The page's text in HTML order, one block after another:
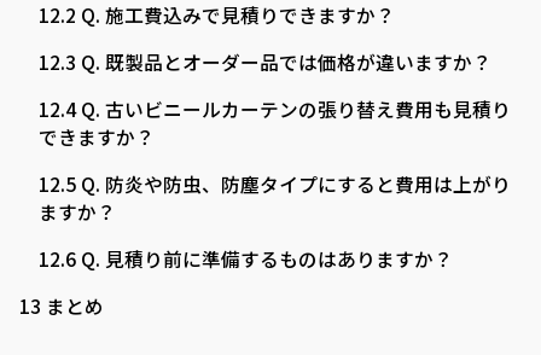
12.2 Q. 施工費込みで見積りできますか？
12.3 Q. 既製品とオーダー品では価格が違いますか？
12.4Q. 古いビニールカーテンの張り替え費用も見積り
できますか？
12.5 Q. 防炎や防虫、防塵タイプにすると費用は上がり
ますか？
12.6 Q. 見積り前に準備するものはありますか？
13 まとめ